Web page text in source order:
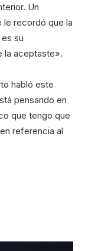
Un
le recordó que la
su
la aceptaste».
habló este
pensando en
que tengo que
referencia al